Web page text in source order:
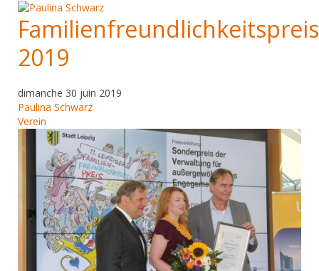
Familienfreundlichkeitspreis
2019
dimanche 30 juin 2019
Paulina Schwarz
Verein